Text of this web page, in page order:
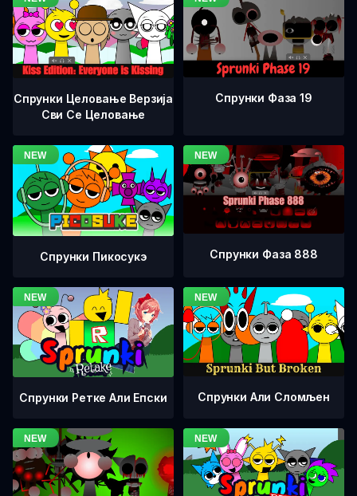
Спрунки Целовање Верзија
Сви Се Целовање
Спрунки Фаза 19
Спрунки Пикосукэ Спрунки Фаза 888
Спрунки Ретке Али Епски Спрунки Али Сломљен